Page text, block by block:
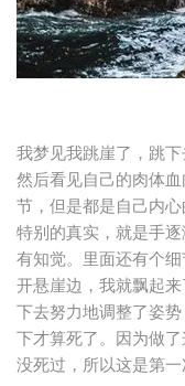
我梦见我跳崖了，跳
然后看见自己的肉体
节，但是都是自己内
特别的真实，就是手逐
有知觉。里面还有个
开悬崖边，我就飘起
下去努力地调整了姿
下才算死了。因为做
没死过，所以这是第一